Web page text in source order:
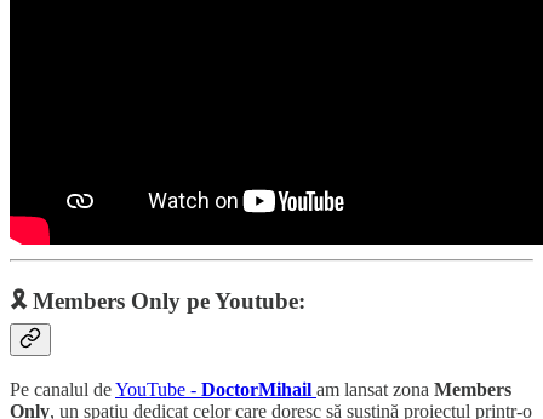
🎗️ Members Only pe Youtube:
Pe canalul deYouTube - DoctorMihail am lansat zona Members
Only, un spațiu dedicat celor care doresc să susțină proiectul printr-o